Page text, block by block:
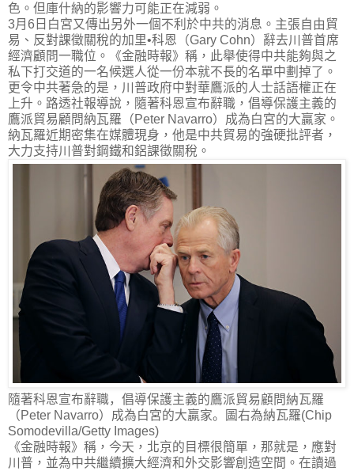
色。但庫什納的影響力可能正在減弱。
3月 6 日白宮又傳出另外一個不利於中共的消息。主張自由貿
易、反對課徵關稅的加里•科恩（Gary Cohn）辭去川普首席
經濟顧問一職位。《金融時報》稱，此舉使得中共能夠與之
私下打交道的一名候選人從一份本就不長的名單中劃掉了。
更令中共著急的是，川普政府中對華鷹派的人士話語權正在
上升。路透社報導說，隨著科恩宣布辭職，倡導保護主義的
鷹派貿易顧問納瓦羅（Peter Navarro）成為白宮的大贏家。
納瓦羅近期密集在媒體現身，他是中共貿易的強硬批評者，
大力支持川普對鋼鐵和鋁課徵關稅。
隨著科恩宣布辭職，倡導保護主義的鷹派貿易顧問納瓦羅
（Peter Navarro）成為白宮的大贏家。圖右為納瓦羅(Chip
Somodevilla/Getty Images)
《金融時報》稱，今天，北京的目標很簡單，那就是，應對
川普，並為中共繼續擴大經濟和外交影響創造空間。在讀過